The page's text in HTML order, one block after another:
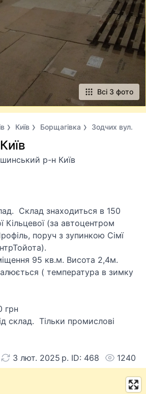
Всі 3 фото
Київ Борщагівка Зодчих вул.
р-н Київ
Склад знаходиться в 150
Кільцевої (за автоцентром
поруч з зупинкою Сімї
95 кв.м. Висота 2,4м.
( температура в зимку
грн
склад. Тільки промислові
3 лют. 2025 р. ID: 468 1240